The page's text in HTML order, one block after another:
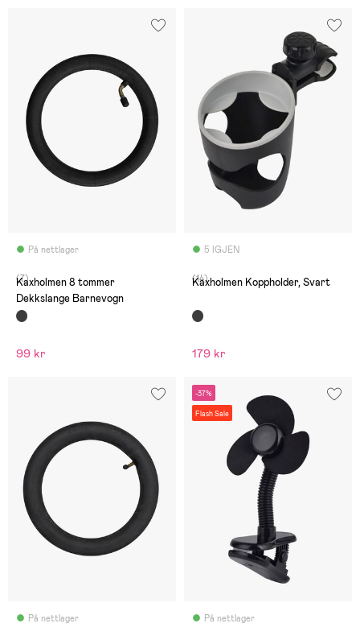
På nettlager
(7)
Kaxholmen 8 tommer
Dekkslange Barnevogn
99 kr
5 IGJEN
(14)
Kaxholmen Koppholder, Svart
179 kr
På nettlager
-37%
Flash Sale
På nettlager